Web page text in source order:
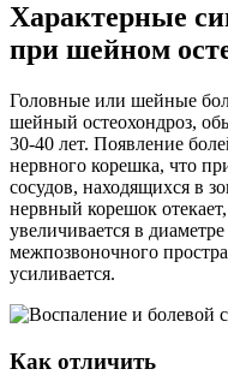
Характерные
при шейном
Головные или шейные
шейный остеохондроз,
30-40 лет. Появление
нервного корешка, что
сосудов, находящихся в
нервный корешок
увеличивается в
межпозвоночного
усиливается.
Как отличить